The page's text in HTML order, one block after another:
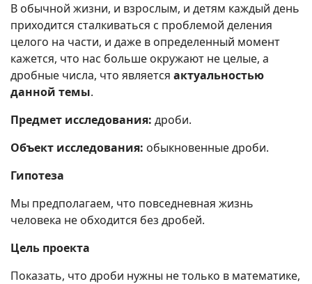
В обычной жизни, и взрослым, и детям каждый день
приходится сталкиваться с проблемой деления
целого на части, и даже в определенный момент
кажется, что нас больше окружают не целые, а
дробные числа, что является актуальностью
данной темы.
Предмет исследования: дроби.
Объект исследования: обыкновенные дроби.
Гипотеза
Мы предполагаем, что повседневная жизнь
человека не обходится без дробей.
Цель проекта
Показать, что дроби нужны не только в математике,